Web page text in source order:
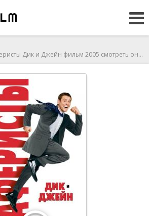
Дик и Джейн фильм 2005 смотреть онлайн